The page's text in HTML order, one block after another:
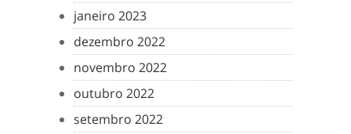
janeiro 2023
dezembro 2022
novembro 2022
outubro 2022
setembro 2022